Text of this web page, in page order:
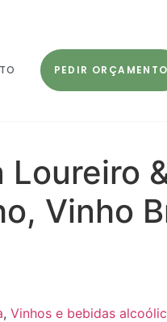
PEDIR ORÇAMENTO
Loureiro
Vinho
, Vinhos e bebidas